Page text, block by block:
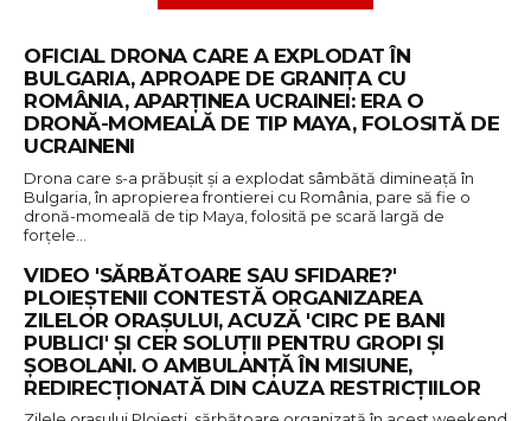
OFICIAL DRONA CARE A EXPLODAT ÎN
BULGARIA, APROAPE DE GRANIȚA CU
ROMÂNIA, APARȚINEA UCRAINEI: ERA O
DRONĂ-MOMEALĂ DE TIP MAYA, FOLOSITĂ DE
UCRAINENI
Drona care s-a prăbușit și a explodat sâmbătă dimineață în
Bulgaria, în apropierea frontierei cu România, pare să fie o
dronă-momeală de tip Maya, folosită pe scară largă de
forțele…
VIDEO 'SĂRBĂTOARE SAU SFIDARE?'
PLOIEȘTENII CONTESTĂ ORGANIZAREA
ZILELOR ORAȘULUI, ACUZĂ 'CIRC PE BANI
PUBLICI' ȘI CER SOLUȚII PENTRU GROPI ȘI
ȘOBOLANI. O AMBULANȚĂ ÎN MISIUNE,
REDIRECȚIONATĂ DIN CAUZA RESTRICȚIILOR